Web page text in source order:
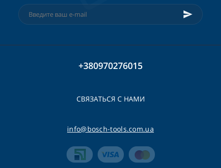
+380970276015
СВЯЗАТЬСЯ С НАМИ
info@bosch-tools.com.ua